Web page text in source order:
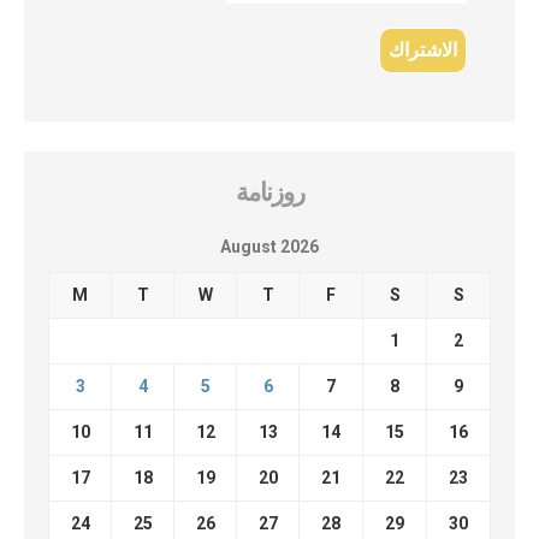
روزنامة
August 2026
M T W T F S S
1 2
3 4 5 6 7 8 9
10 11 12 13 14 15 16
17 18 19 20 21 22 23
24 25 26 27 28 29 30